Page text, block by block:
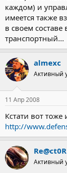
каждом) и
имеется также
в своем составе
транспортный...
almexc
Активный
11 Апр 2008
Кстати вот
http://
Re@ct0R
Активный